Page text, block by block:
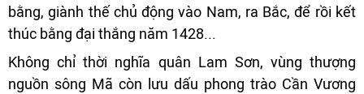
bằng, giành thế chủ động vào Nam, ra Bắc, để rồi kết
thúc bằng đại thắng năm 1428...
Không chỉ thời nghĩa quân Lam Sơn, vùng thượng
nguồn sông Mã còn lưu dấu phong trào Cần Vương